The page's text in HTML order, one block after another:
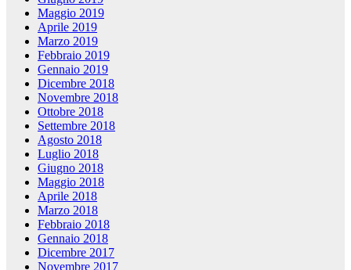
Maggio 2019
Aprile 2019
Marzo 2019
Febbraio 2019
Gennaio 2019
Dicembre 2018
Novembre 2018
Ottobre 2018
Settembre 2018
Agosto 2018
Luglio 2018
Giugno 2018
Maggio 2018
Aprile 2018
Marzo 2018
Febbraio 2018
Gennaio 2018
Dicembre 2017
Novembre 2017